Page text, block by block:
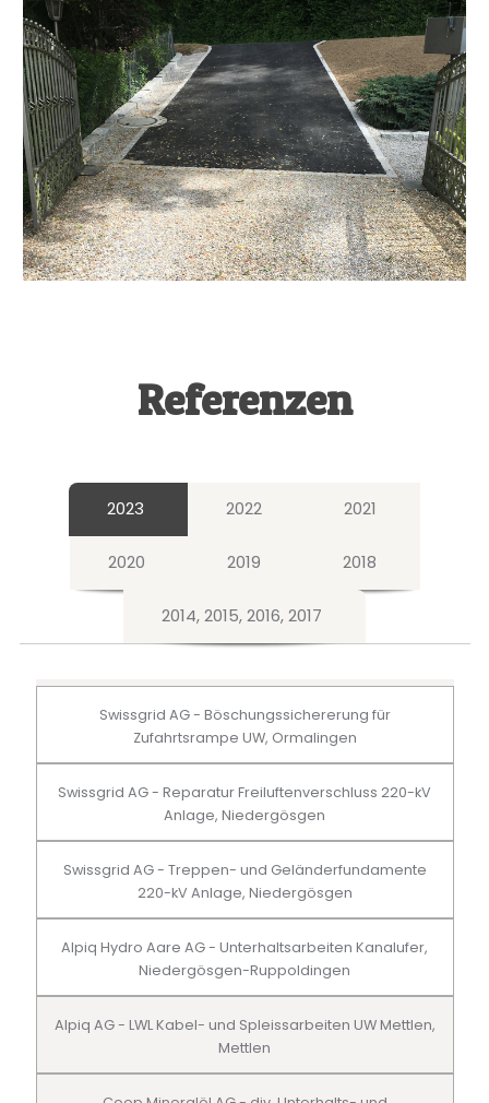
Referenzen
2023 2022 2021
2020 2019 2018
2014, 2015, 2016, 2017
Swissgrid AG - Böschungssichererung für
Zufahrtsrampe UW, Ormalingen
Swissgrid AG - Reparatur Freiluftenverschluss 220-kV
Anlage, Niedergösgen
Swissgrid AG - Treppen- und Geländerfundamente
220-kV Anlage, Niedergösgen
Alpiq Hydro Aare AG - Unterhaltsarbeiten Kanalufer,
Niedergösgen-Ruppoldingen
Alpiq AG - LWL Kabel- und Spleissarbeiten UW Mettlen,
Mettlen